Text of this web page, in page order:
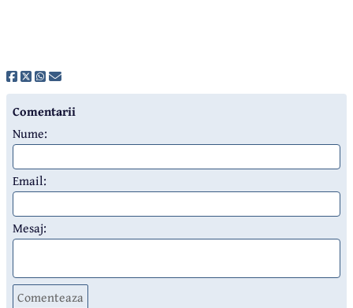
Comentarii
Nume:
Email:
Mesaj:
Comenteaza